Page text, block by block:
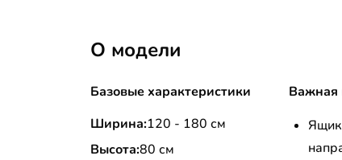
О модели
Базовые характеристики
Ширина:120 - 180 см
Высота:80 см
Важная